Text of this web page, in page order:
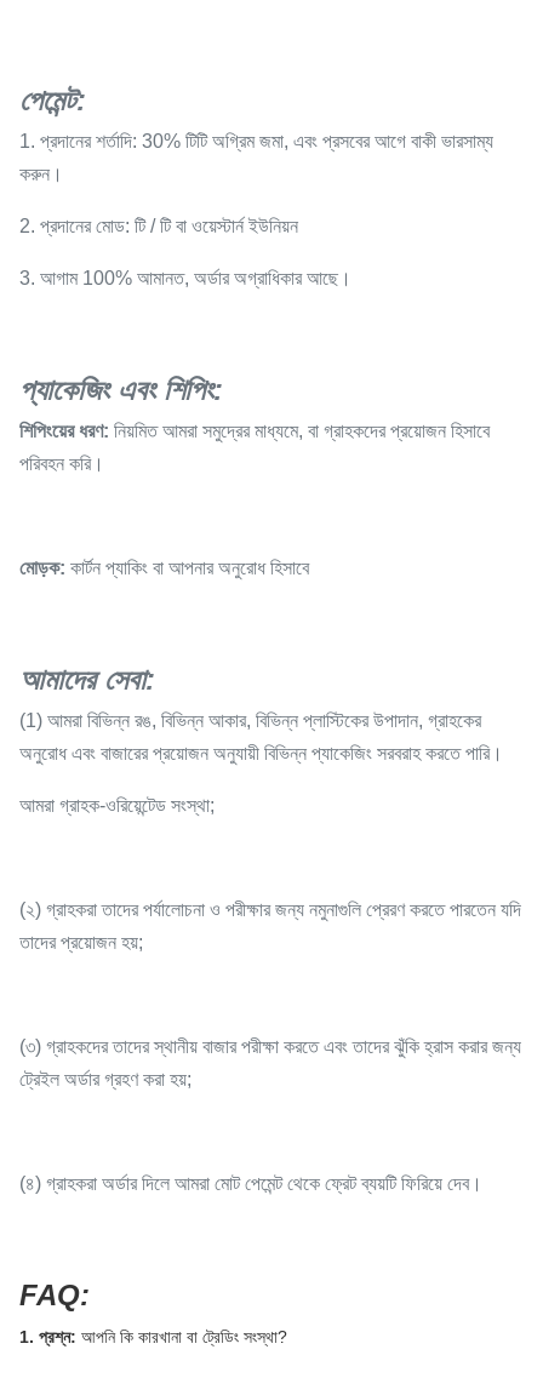
পেমেন্ট:
1. প্রদানের শর্তাদি: 30% টিটি অগ্রিম জমা, এবং প্রসবের আগে বাকী ভারসাম্য
করুন।
2. প্রদানের মোড: টি / টি বা ওয়েস্টার্ন ইউনিয়ন
3. আগাম 100% আমানত, অর্ডার অগ্রাধিকার আছে।
প্যাকেজিং এবং শিপিং:
শিপিংয়ের ধরণ: নিয়মিত আমরা সমুদ্রের মাধ্যমে, বা গ্রাহকদের প্রয়োজন হিসাবে
পরিবহন করি।
মোড়ক: কার্টন প্যাকিং বা আপনার অনুরোধ হিসাবে
আমাদের সেবা:
(1) আমরা বিভিন্ন রঙ, বিভিন্ন আকার, বিভিন্ন প্লাস্টিকের উপাদান, গ্রাহকের
অনুরোধ এবং বাজারের প্রয়োজন অনুযায়ী বিভিন্ন প্যাকেজিং সরবরাহ করতে পারি।
আমরা গ্রাহক-ওরিয়েন্টেড সংস্থা;
(২) গ্রাহকরা তাদের পর্যালোচনা ও পরীক্ষার জন্য নমুনাগুলি প্রেরণ করতে পারতেন যদি
তাদের প্রয়োজন হয়;
(৩) গ্রাহকদের তাদের স্থানীয় বাজার পরীক্ষা করতে এবং তাদের ঝুঁকি হ্রাস করার জন্য
ট্রেইল অর্ডার গ্রহণ করা হয়;
(৪) গ্রাহকরা অর্ডার দিলে আমরা মোট পেমেন্ট থেকে ফ্রেট ব্যয়টি ফিরিয়ে দেব।
FAQ:
1. প্রশ্ন: আপনি কি কারখানা বা ট্রেডিং সংস্থা?